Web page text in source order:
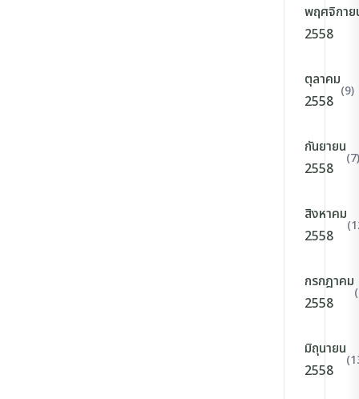
พฤศจิกาย
2558
ตุลาคม
2558
(9)
กันยายน
2558
(7)
สิงหาคม
2558
กรกฎาคม
2558
มิถุนายน
2558